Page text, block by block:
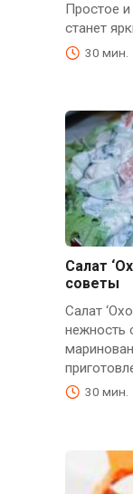
Простое
станет
30 мин.
Салат
советы
Салат
нежность
30 мин.